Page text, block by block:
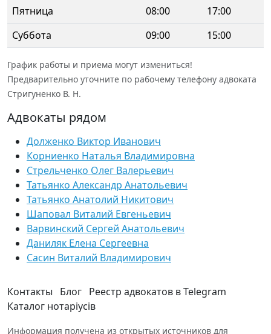
Пятница
08:00
17:00
Суббота
09:00 15:00
График работы и приема могут измениться!
Предварительно уточните по рабочему телефону адвоката
Стригуненко В. Н.
Адвокаты рядом
Долженко Виктор Иванович
Корниенко Наталья Владимировна
Стрельченко Олег Валерьевич
Татьянко Александр Анатольевич
Татьянко Анатолий Никитович
Шаповал Виталий Евгеньевич
Варвинский Сергей Анатольевич
Даниляк Елена Сергеевна
Сасин Виталий Владимирович
Контакты Блог Реестр адвокатов в Telegram
Каталог нотаріусів
Информация получена из открытых источников для